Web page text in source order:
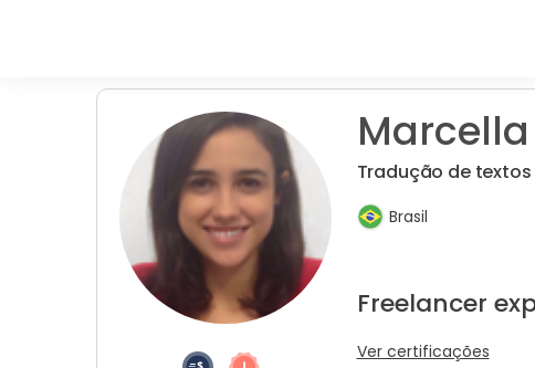
Marcella
Tradução de
Brasil
Freelancer
Ver certificações